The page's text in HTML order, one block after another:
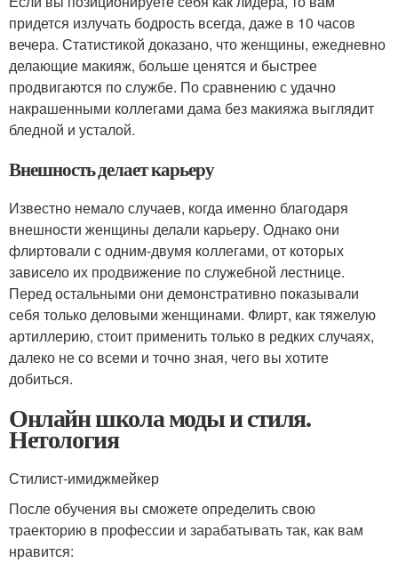
придется излучать бодрость всегда, даже в 10 часов
вечера. Статистикой доказано, что женщины, ежедневно
делающие макияж, больше ценятся и быстрее
продвигаются по службе. По сравнению с удачно
накрашенными коллегами дама без макияжа выглядит
бледной и усталой.
Внешность делает карьеру
Известно немало случаев, когда именно благодаря
внешности женщины делали карьеру. Однако они
флиртовали с одним-двумя коллегами, от которых
зависело их продвижение по служебной лестнице.
Перед остальными они демонстративно показывали
себя только деловыми женщинами. Флирт, как тяжелую
артиллерию, стоит применить только в редких случаях,
далеко не со всеми и точно зная, чего вы хотите
добиться.
Онлайн школа моды и стиля.
Нетология
Стилист-имиджмейкер
После обучения вы сможете определить свою
траекторию в профессии и зарабатывать так, как вам
нравится: